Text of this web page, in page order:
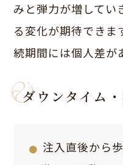
みと弾力が増してい
る変化が期待できま
続期間には個人差が
ダウンタイム
注入直後から